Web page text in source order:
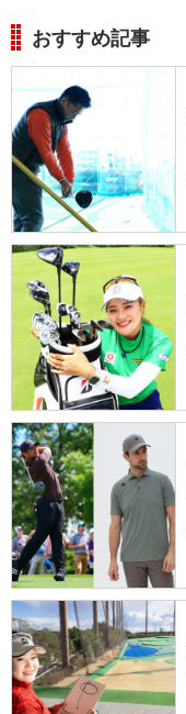
おすすめ記事